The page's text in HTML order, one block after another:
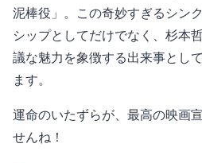
泥棒役」。この奇妙すぎるシン
シップとしてだけでなく、杉本
議な魅力を象徴する出来事とし
ます。
運命のいたずらが、最高の映画
せんね！